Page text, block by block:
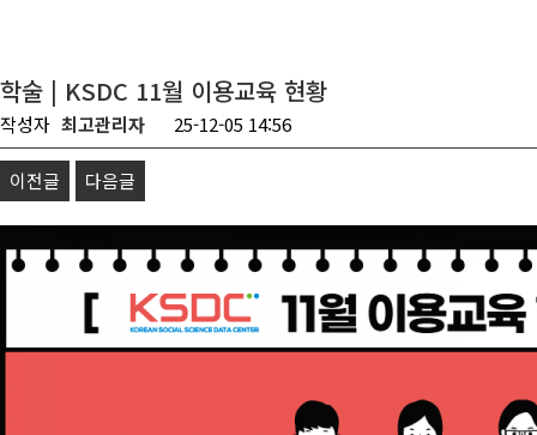
학술 | KSDC 11월 이용교육 현황
작성자 최고관리자 25-12-05 14:56
이전글 다음글